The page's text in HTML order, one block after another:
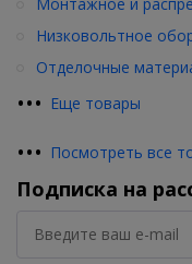
••• Еще товары
Низковольтное
Отделочные
••• Посмотреть все
Подписка на